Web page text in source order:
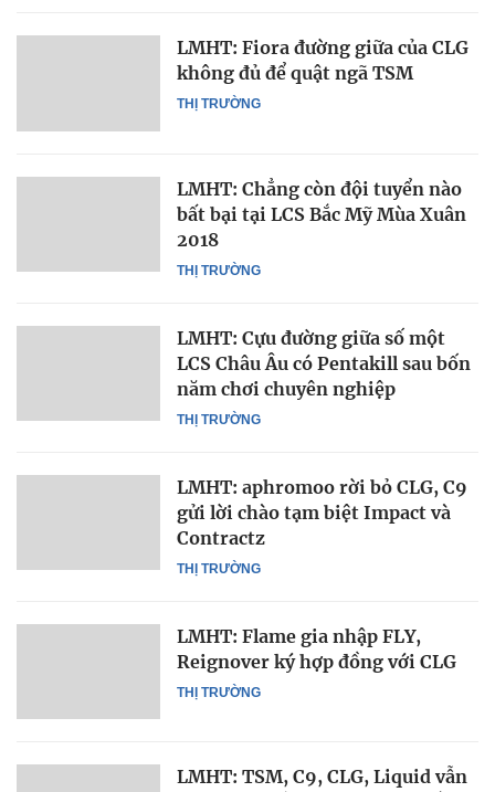
THỊ TRƯỜNG
LMHT: Fiora đường giữa của CLG
không đủ để quật ngã TSM
THỊ TRƯỜNG
LMHT: Chẳng còn đội tuyển nào
bất bại tại LCS Bắc Mỹ Mùa Xuân
2018
THỊ TRƯỜNG
LMHT: Cựu đường giữa số một
LCS Châu Âu có Pentakill sau bốn
năm chơi chuyên nghiệp
THỊ TRƯỜNG
LMHT: aphromoo rời bỏ CLG, C9
gửi lời chào tạm biệt Impact và
Contractz
THỊ TRƯỜNG
LMHT: Flame gia nhập FLY,
Reignover ký hợp đồng với CLG
LMHT: TSM, C9, CLG, Liquid vẫn